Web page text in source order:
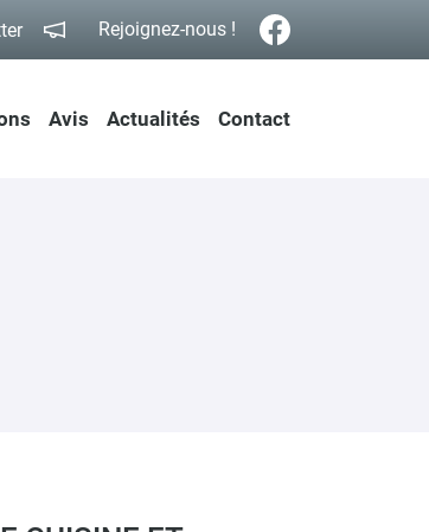
Rejoignez-nous !
Avis Actualités Contact